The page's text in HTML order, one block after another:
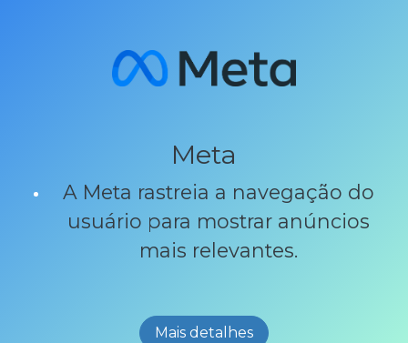
Meta
A Meta rastreia a navegação do
usuário para mostrar anúncios
mais relevantes.
Mais detalhes